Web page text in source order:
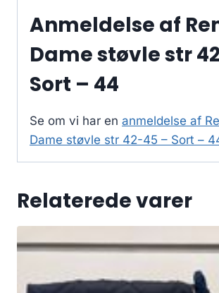
Anmeldelse af
Dame støvle str
Sort – 44
Se om vi har en anmeldelse af
Dame støvle str 42-45 – Sort –
Relaterede varer